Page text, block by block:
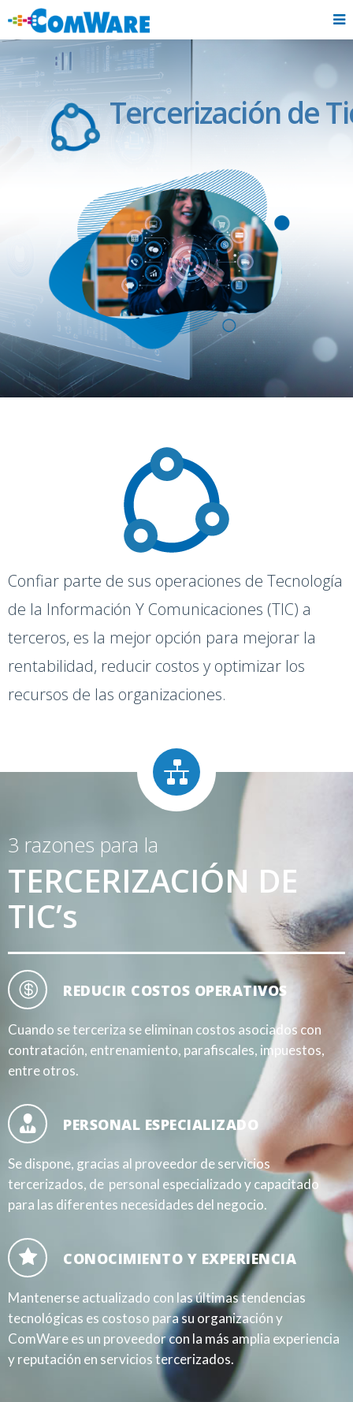
TercerizacióndeTi
Confiar parte de sus operaciones de Tecnología
de la Información Y Comunicaciones (TIC) a
terceros, es la mejor opción para mejorar la
rentabilidad, reducir costos y optimizar los
recursos de las organizaciones.
3 razones para la
TERCERIZACIÓN DE
TIC’s
REDUCIR COSTOS OPERATIVOS
Cuando se terceriza se eliminan costos asociados con
contratación, entrenamiento, parafiscales, impuestos,
entre otros.
PERSONAL ESPECIALIZADO
Se dispone, gracias al proveedor de servicios
tercerizados, de personal especializado y capacitado
para las diferentes necesidades del negocio.
CONOCIMIENTO Y EXPERIENCIA
Mantenerse actualizado con las últimas tendencias
tecnológicas es costoso para su organización y
ComWare es un proveedor con la más amplia experiencia
y reputación en servicios tercerizados.